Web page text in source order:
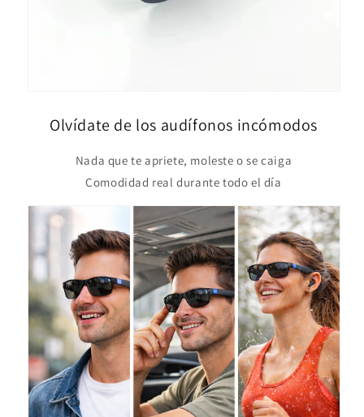
Olvídate de los audífonos incómodos
Nada que te apriete, moleste o se caiga
Comodidad real durante todo el día